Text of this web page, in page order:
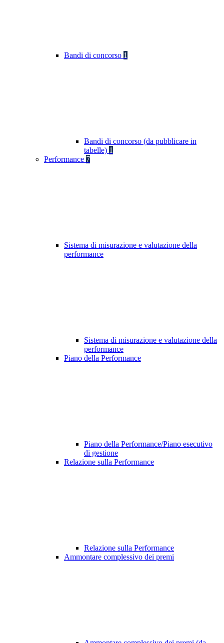
Bandi di concorso 1
Bandi di concorso (da pubblicare in
tabelle) 1
Performance 7
Sistema di misurazione e valutazione della
performance
Sistema di misurazione e valutazione della
performance
Piano della Performance
Piano della Performance/Piano esecutivo
di gestione
Relazione sulla Performance
Relazione sulla Performance
Ammontare complessivo dei premi